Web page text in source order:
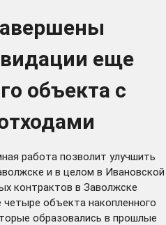
еще
объекта с
работа позволит улучшить
и в целом в Ивановской
контрактов в Заволжске
объекта накопленного
образовались в прошлые